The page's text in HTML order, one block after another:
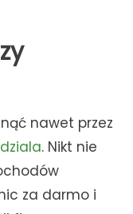
nawet przez
. Nikt nie
za darmo i